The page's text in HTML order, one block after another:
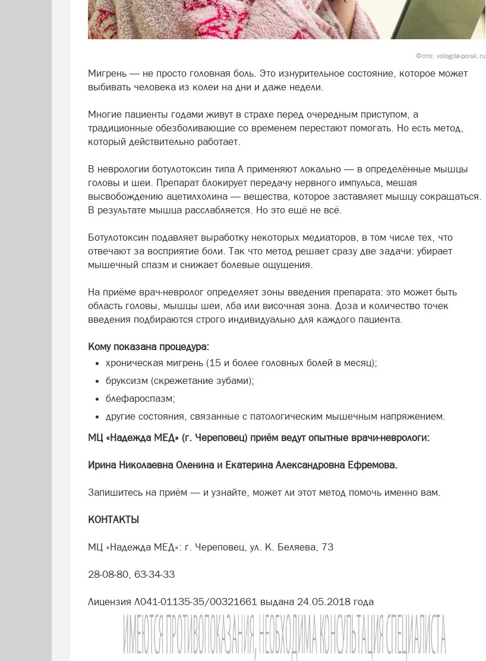
Фото: vologda-poisk.ru
Мигрень — не просто головная боль. Это изнурительное состояние, которое может
выбивать человека из колеи на дни и даже недели.
Многие пациенты годами живут в страхе перед очередным приступом, а
традиционные обезболивающие со временем перестают помогать. Но есть метод,
который действительно работает.
В неврологии ботулотоксин типа А применяют локально — в определённые мышцы
головы и шеи. Препарат блокирует передачу нервного импульса, мешая
высвобождению ацетилхолина — вещества, которое заставляет мышцу сокращаться.
В результате мышца расслабляется. Но это ещё не всё.
Ботулотоксин подавляет выработку некоторых медиаторов, в том числе тех, что
отвечают за восприятие боли. Так что метод решает сразу две задачи: убирает
мышечный спазм и снижает болевые ощущения.
На приёме врач-невролог определяет зоны введения препарата: это может быть
область головы, мышцы шеи, лба или височная зона. Доза и количество точек
введения подбираются строго индивидуально для каждого пациента.
Кому показана процедура:
хроническая мигрень (15 и более головных болей в месяц);
бруксизм (скрежетание зубами);
блефароспазм;
другие состояния, связанные с патологическим мышечным напряжением.
МЦ «Надежда МЕД» (г. Череповец) приём ведут опытные врачи-неврологи:
Ирина Николаевна Оленина и Екатерина Александровна Ефремова.
Запишитесь на приём — и узнайте, может ли этот метод помочь именно вам.
КОНТАКТЫ
МЦ «Надежда МЕД»: г. Череповец, ул. К. Беляева, 73
28-08-80, 63-34-33
Лицензия Л041-01135-35/00321661 выдана 24.05.2018 года